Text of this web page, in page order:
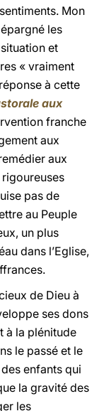
Mon
épargné les
et
« vraiment
à cette
aux
franche
aux
aux
pas de
au Peuple
un plus
dans l’Eglise,
de Dieu à
ses dons
à la plénitude
le passé et le
enfants qui
la gravité des
les